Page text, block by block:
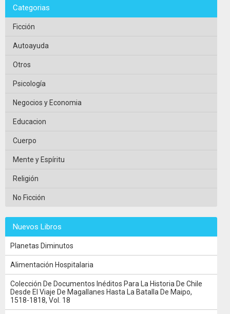
Categorias
Ficción
Autoayuda
Otros
Psicología
Negocios y Economia
Educacion
Cuerpo
Mente y Espíritu
Religión
No Ficción
Nuevos Libros
Planetas Diminutos
Alimentación Hospitalaria
Colección De Documentos Inéditos Para La Historia De Chile
Desde El Viaje De Magallanes Hasta La Batalla De Maipo,
1518-1818, Vol. 18